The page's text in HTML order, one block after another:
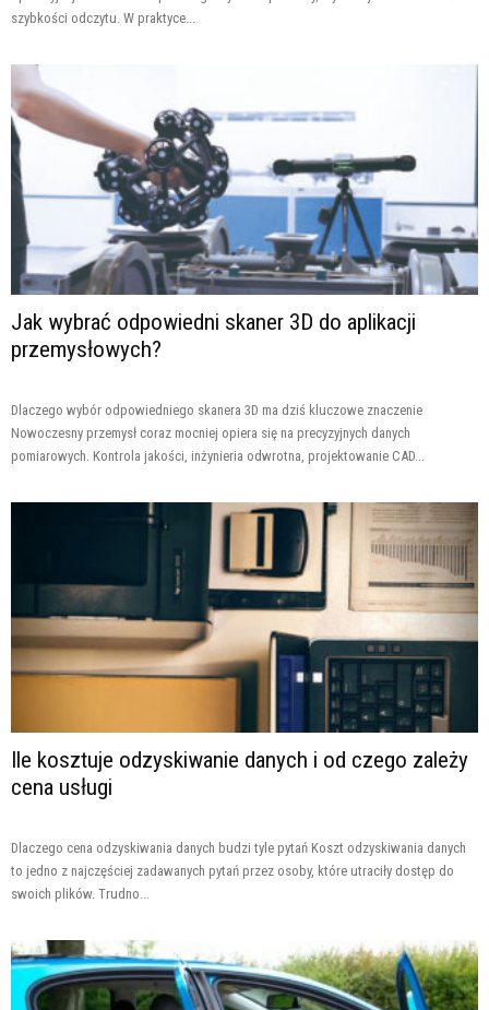
szybkości odczytu. W praktyce...
Jak wybrać odpowiedni skaner 3D do aplikacji
przemysłowych?
Dlaczego wybór odpowiedniego skanera 3D ma dziś kluczowe znaczenie
Nowoczesny przemysł coraz mocniej opiera się na precyzyjnych danych
pomiarowych. Kontrola jakości, inżynieria odwrotna, projektowanie CAD...
Ile kosztuje odzyskiwanie danych i od czego zależy
cena usługi
Dlaczego cena odzyskiwania danych budzi tyle pytań Koszt odzyskiwania danych
to jedno z najczęściej zadawanych pytań przez osoby, które utraciły dostęp do
swoich plików. Trudno...